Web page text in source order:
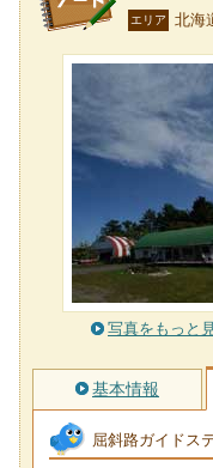
エリア 北海
写真をもっと
基本情報
屈斜路ガイドス